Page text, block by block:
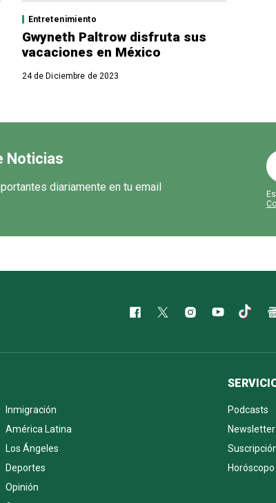
Entretenimiento
Gwyneth Paltrow disfruta sus
vacaciones en México
24 de Diciembre de 2023
Noticias
diariamente en tu email
Inmigración
América Latina
Los Ángeles
Deportes
Opinión
Podcasts
Newsletter
Horóscopo